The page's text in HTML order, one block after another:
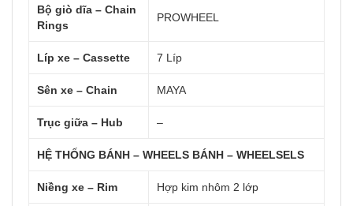
Bộ giò dĩa – Chain
Rings
PROWHEEL
Líp xe – Cassette 7 Líp
Sên xe – Chain MAYA
Trục giữa – Hub –
HỆ THỐNG BÁNH – WHEELS BÁNH – WHEELSELS
Niềng xe – Rim Hợp kim nhôm 2 lớp